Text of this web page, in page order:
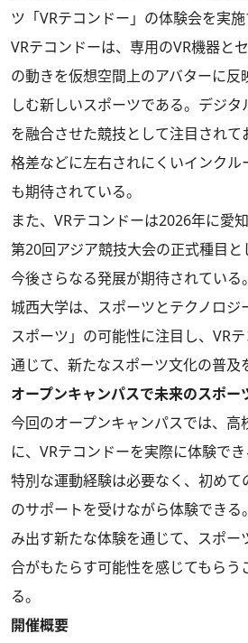
ツ「VRテコンドー」の体験会を実施
VRテコンドーは、専用のVR機器と
の動きを仮想空間上のアバターに
しむ新しいスポーツである。デジ
を融合させた競技として注目され
格差などに左右されにくいインクル
も期待されている。
また、VRテコンドーは2026年に愛
第20回アジア競技大会の正式種目と
今後さらなる発展が期待されている。
城西大学は、スポーツとテクノロジ
スポーツ」の可能性に注目し、VR
通じて、新たなスポーツ文化の普及
オープンキャンパスで未来のスポー
今回のオープンキャンパスでは、高
に、VRテコンドーを実際に体験でき
特別な運動経験は必要なく、初めて
のサポートを受けながら体験でき
み出す新たな体験を通じて、スポー
合がもたらす可能性を感じてもらう
る。
開催概要